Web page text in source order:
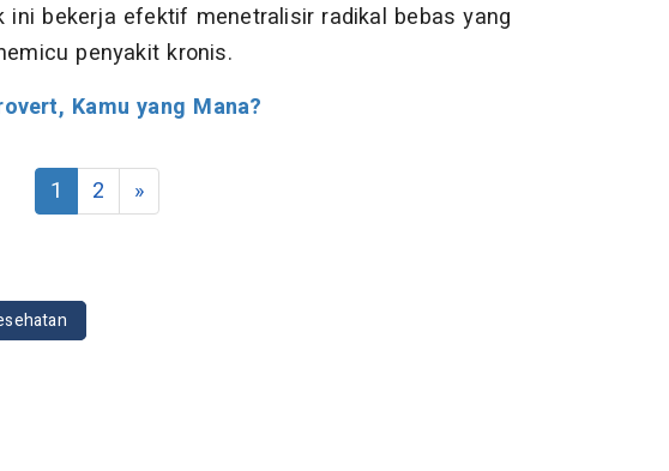
ini bekerja efektif menetralisir radikal bebas yang
penyakit kronis.
Kamu yang Mana?
1 2 »